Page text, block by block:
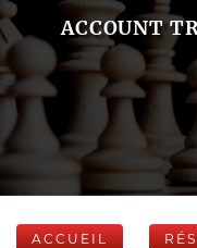
ACCOUNT
ACCUEIL